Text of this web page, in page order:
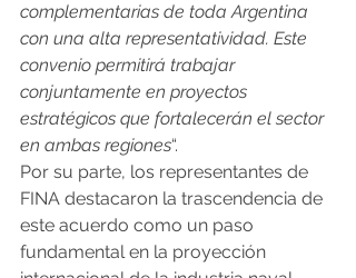
complementarias de toda Argentina
con una alta representatividad. Este
convenio permitirá trabajar
conjuntamente en proyectos
estratégicos que fortalecerán el sector
en ambas regiones“.
Por su parte, los representantes de
FINA destacaron la trascendencia de
este acuerdo como un paso
fundamental en la proyección